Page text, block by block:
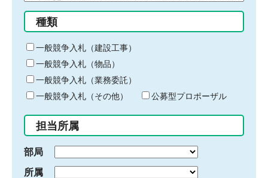
る
キ
ー
ワ
ー
ド
入
力
種類
一般競争入札（建設工事）
一般競争入札（物品）
一般競争入札（業務委託）
一般競争入札（その他）
公募型プロポーザル
担当所属
部局
所属